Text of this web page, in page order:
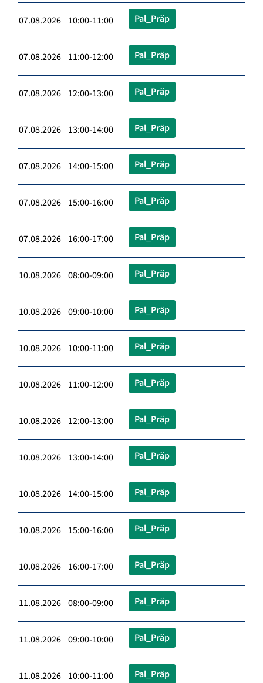
07.08.2026 10:00-11:00 Pal_Präp
07.08.2026 11:00-12:00 Pal_Präp
07.08.2026 12:00-13:00 Pal_Präp
07.08.2026 13:00-14:00 Pal_Präp
07.08.2026 14:00-15:00 Pal_Präp
07.08.2026 15:00-16:00 Pal_Präp
07.08.2026 16:00-17:00 Pal_Präp
10.08.2026 08:00-09:00 Pal_Präp
10.08.2026 09:00-10:00 Pal_Präp
10.08.2026 10:00-11:00 Pal_Präp
10.08.2026 11:00-12:00 Pal_Präp
10.08.2026 12:00-13:00 Pal_Präp
10.08.2026 13:00-14:00 Pal_Präp
10.08.2026 14:00-15:00 Pal_Präp
10.08.2026 15:00-16:00 Pal_Präp
10.08.2026 16:00-17:00 Pal_Präp
11.08.2026 08:00-09:00 Pal_Präp
11.08.2026 09:00-10:00 Pal_Präp
11.08.2026 10:00-11:00 Pal_Präp